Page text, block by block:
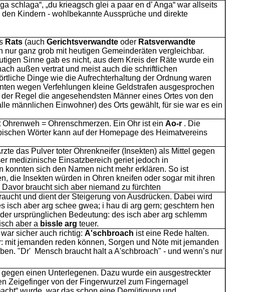
schlaga“, „du krieagsch glei a paar en d’ Anga“ war allseits
Kindern - wohlbekannte Aussprüche und direkte
Rats (auchGerichtsverwandte oder Ratsverwandte
nur ganz grob mit heutigen Gemeinderäten vergleichbar.
Sinne gab es nicht, aus dem Kreis der Räte wurde ein
außen vertrat und meist auch die schriftlichen
Dinge wie die Aufrechterhaltung der Ordnung waren
wegen Verfehlungen kleine Geldstrafen ausgesprochen
Regel die angesehendsten Männer eines Ortes von den
männlichen Einwohner) des Orts gewählt, für sie war es ein
Ohrenweh = Ohrenschmerzen. Ein Ohr ist einAo-r . Die
Wörter kann auf der Homepage des Heimatvereins
das Pulver toter Ohrenkneifer (Insekten) als Mittel gegen
medizinische Einsatzbereich geriet jedoch in
konnten sich den Namen nicht mehr erklären. So ist
die Insekten würden in Ohren kneifen oder sogar mit ihren
braucht sich aber niemand zu fürchten
und dient der Steigerung von Ausdrücken. Dabei wird
isch aber arg schee gwea; i hau di arg gern; geschtern hen
ursprünglichen Bedeutung: des isch aber arg schlemm
aber a bissle arg teuer.
sicher auch richtig:A'schbroach ist eine Rede halten.
mit jemanden reden können, Sorgen und Nöte mit jemanden
"Dr' Mensch braucht halt a A'schbroach" - und wenn’s nur
einen Unterlegenen. Dazu wurde ein ausgestreckter
Zeigefinger von der Fingerwurzel zum Fingernagel